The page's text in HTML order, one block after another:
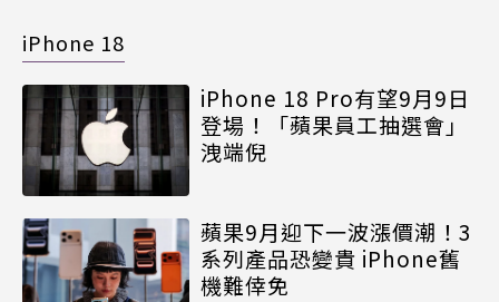
iPhone 18
iPhone 18 Pro有望9月9日
登場！「蘋果員工抽選會」
洩端倪
蘋果9月迎下一波漲價潮！3
系列產品恐變貴 iPhone舊
機難倖免